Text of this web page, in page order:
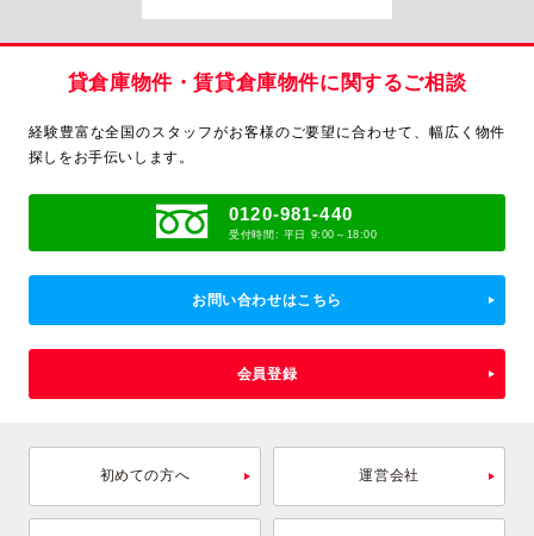
貸倉庫物件・賃貸倉庫物件に関するご相談
経験豊富な全国のスタッフがお客様のご要望に合わせて、 幅広く物件
探しをお手伝いします。
0120-981-440
受付時間: 平日 9:00～18:00
お問い合わせはこちら
会員登録
初めての方へ 運営会社